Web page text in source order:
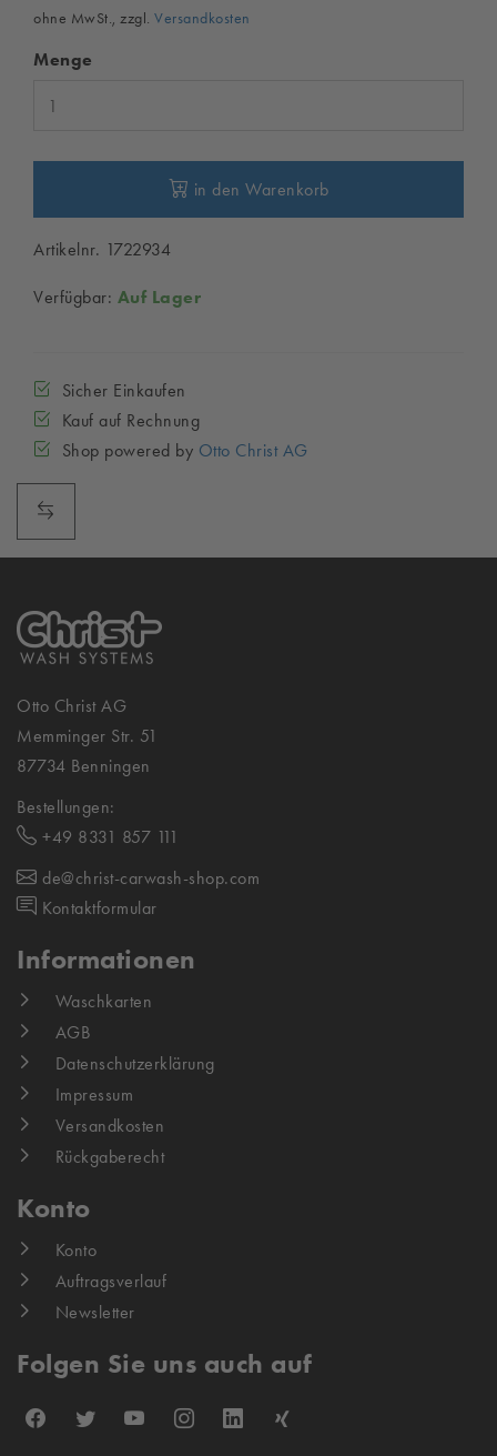
ohne MwSt., zzgl. Versandkosten
Menge
in den Warenkorb
Artikelnr. 1722934
Verfügbar: Auf Lager
Sicher Einkaufen
Kauf auf Rechnung
Shop powered by Otto Christ AG
Otto Christ AG
Memminger Str. 51
87734 Benningen
Bestellungen:
+49 8331 857 111
de@christ-carwash-shop.com
Kontaktformular
Informationen
Waschkarten
AGB
Datenschutzerklärung
Impressum
Versandkosten
Rückgaberecht
Konto
Konto
Auftragsverlauf
Newsletter
Folgen Sie uns auch auf